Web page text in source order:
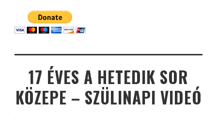
17 ÉVES A HETEDIK SOR
KÖZEPE – SZÜLINAPI VIDEÓ